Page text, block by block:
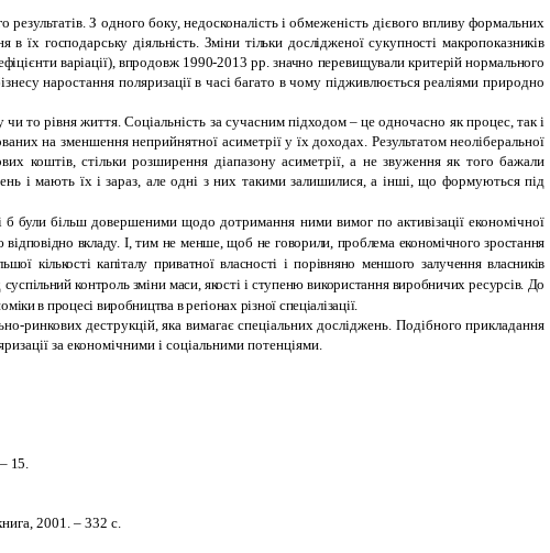
З одного боку, недосконалість і обмеженість дієвого впливу формальних
в їх господарську діяльність. Зміни тільки дослідженої сукупності макропоказників
варіації), впродовж 1990-2013 рр. значно перевищували критерій нормального
наростання поляризації в часі багато в чому підживлюється реаліями природно
то рівня життя. Соціальність за сучасним підходом – це одночасно як процес, так і
на зменшення неприйнятної асиметрії у їх доходах. Результатом неоліберальної
коштів, стільки розширення діапазону асиметрії, а не звуження як того бажали
і мають їх і зараз, але одні з них такими залишилися, а інші, що формуються під
б були більш довершеними щодо дотримання ними вимог по активізації економічної
вкладу. І, тим не менше, щоб не говорили, проблема економічного зростання
кількості капіталу приватної власності і порівняно меншого залучення власників
контроль зміни маси, якості і ступеню використання виробничих ресурсів. До
в процесі виробництва в регіонах різної спеціалізації.
ринкових деструкцій, яка вимагає спеціальних досліджень. Подібного прикладання
за економічними і соціальними потенціями.
15.
2001. – 332 с.